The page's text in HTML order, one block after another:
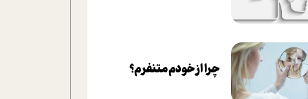
چرا از خودم متنفرم؟